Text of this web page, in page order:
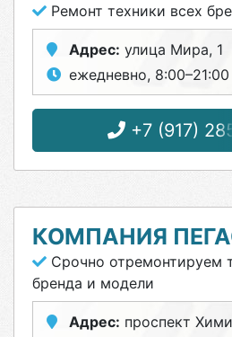
Ремонт техники всех
Адрес: улица Мира, 1
ежедневно, 8:00–21:00
+7 (917)
КОМПАНИЯ
Срочно отремонтируем
бренда и модели
Адрес: проспект